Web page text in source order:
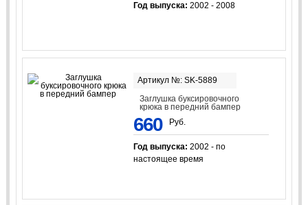
Год выпуска: 2002 - 2008
Артикул №: SK-5889
Заглушка буксировочного
крюка в передний бампер
660 Руб.
Год выпуска: 2002 - по
настоящее время